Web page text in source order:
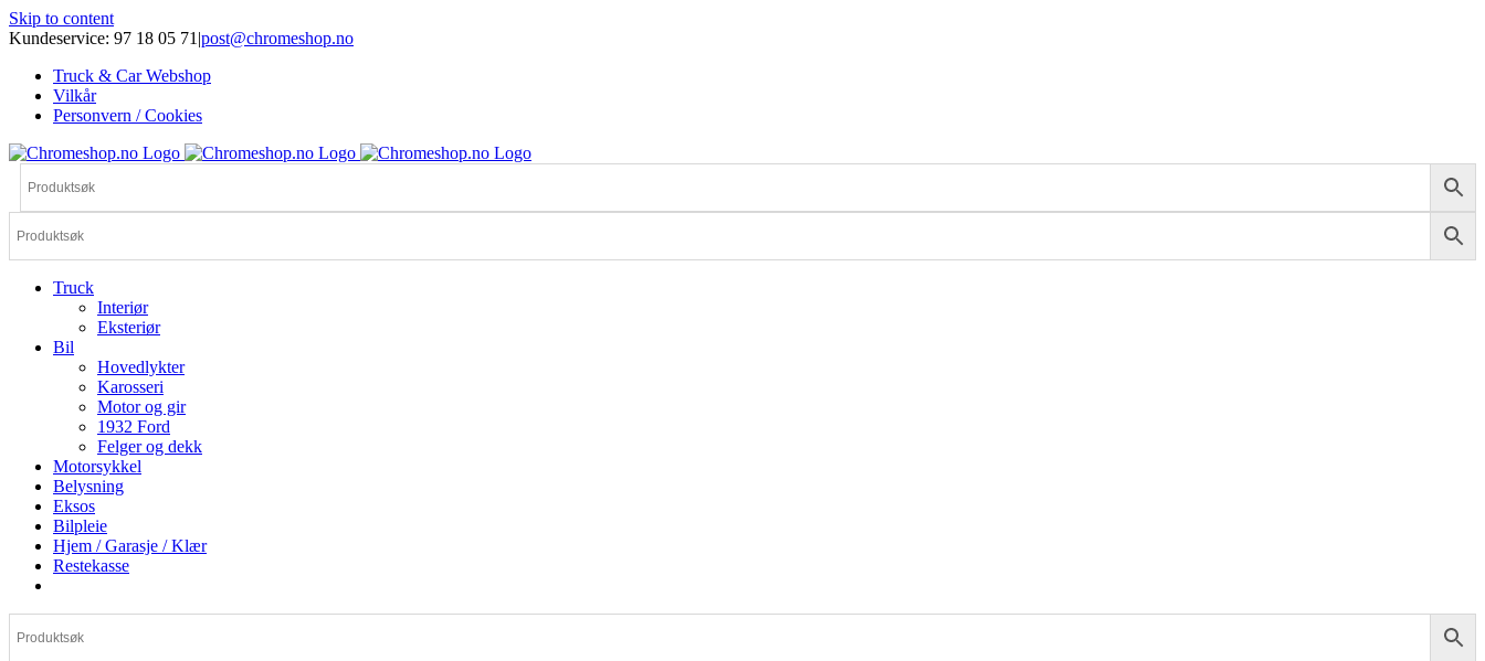
Skip to content
Kundeservice: 97 18 05 71 |post@chromeshop.no
Truck & Car Webshop
Vilkår
Personvern / Cookies
Truck
Interiør
Eksteriør
Bil
Hovedlykter
Karosseri
Motor og gir
1932 Ford
Felger og dekk
Motorsykkel
Belysning
Eksos
Bilpleie
Hjem / Garasje / Klær
Restekasse